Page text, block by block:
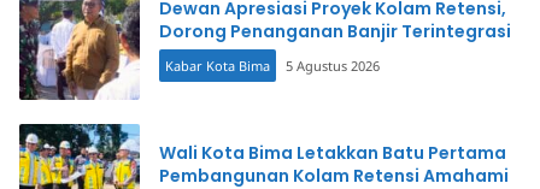
Dewan Apresiasi Proyek Kolam Retensi,
Dorong Penanganan Banjir Terintegrasi
Kabar Kota Bima 5 Agustus 2026
Wali Kota Bima Letakkan Batu Pertama
Pembangunan Kolam Retensi Amahami